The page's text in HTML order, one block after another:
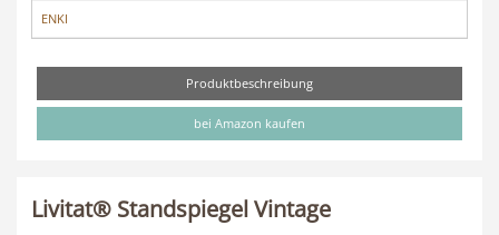
ENKI
Produktbeschreibung
bei Amazon kaufen
Livitat® Standspiegel Vintage